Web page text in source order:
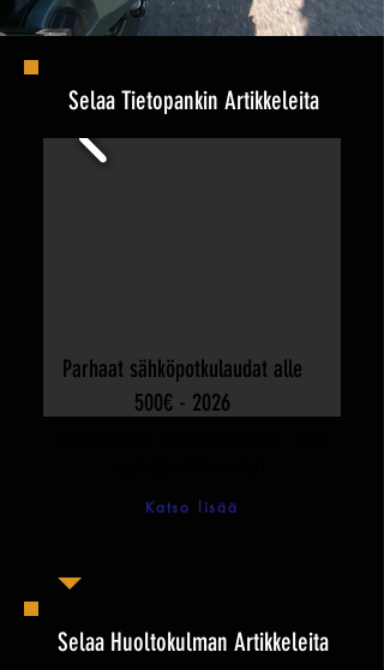
Selaa Tietopankin Artikkeleita
Parhaat sähköpotkulaudat alle
500€ - 2026
Katso lisää
Selaa Huoltokulman Artikkeleita